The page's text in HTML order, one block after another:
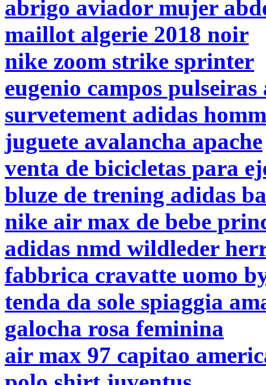
abrigo aviador mujer
maillot algerie 2018 noir
nike zoom strike sprinter
eugenio campos pulseiras
survetement adidas
juguete avalancha apache
venta de bicicletas para
bluze de trening adidas
nike air max de bebe
adidas nmd wildleder
fabbrica cravatte uomo
tenda da sole spiaggia
galocha rosa feminina
air max 97 capitao